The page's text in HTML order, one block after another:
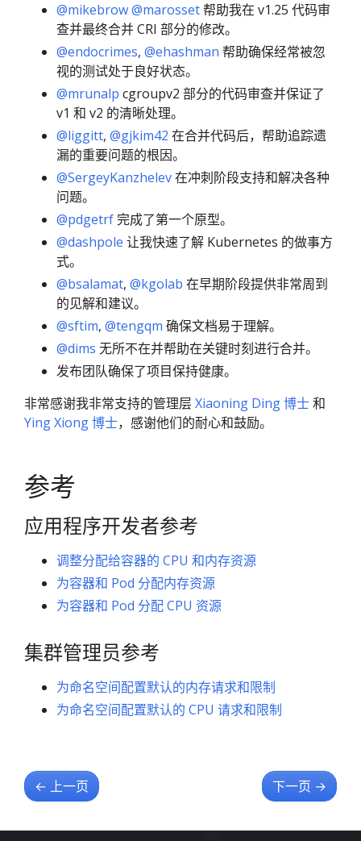
@mikebrow@marosset帮助我在 v1.25 代码审
查并最终合并 CRI 部分的修改。
@endocrimes, @ehashman 帮助确保经常被忽
视的测试处于良好状态。
@mrunalp cgroupv2 部分的代码审查并保证了
v1 和 v2 的清晰处理。
@liggitt, @gjkim42 在合并代码后，帮助追踪遗
漏的重要问题的根因。
@SergeyKanzhelev在冲刺阶段支持和解决各种
问题。
@pdgetrf完成了第一个原型。
@dashpole 让我快速了解 Kubernetes 的做事方
式。
@bsalamat, @kgolab 在早期阶段提供非常周到
的见解和建议。
@sftim, @tengqm 确保文档易于理解。
@dims 无所不在并帮助在关键时刻进行合并。
发布团队确保了项目保持健康。
非常感谢我非常支持的管理层 Xiaoning Ding 博士和
Ying Xiong 博士，感谢他们的耐心和鼓励。
参考
应用程序开发者参考
调整分配给容器的 CPU 和内存资源
为容器和 Pod 分配内存资源
为容器和 Pod 分配 CPU 资源
集群管理员参考
为命名空间配置默认的内存请求和限制
为命名空间配置默认的 CPU 请求和限制
← 上一页 下一页 →